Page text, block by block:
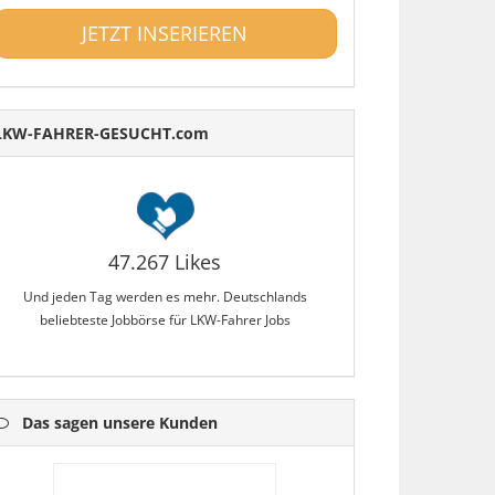
JETZT INSERIEREN
FAHRER-GESUCHT.com
47.267 Likes
Und jeden Tag werden es mehr. Deutschlands
beliebteste Jobbörse für LKW-Fahrer Jobs
Das sagen unsere Kunden